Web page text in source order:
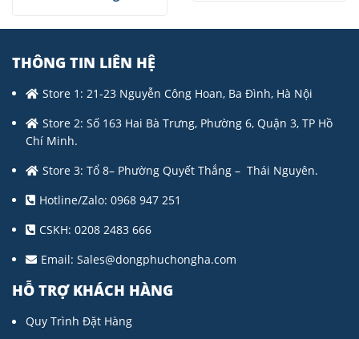
THÔNG TIN LIÊN HỆ
Store 1: 21-23 Nguyễn Công Hoan, Ba Đình, Hà Nội
Store 2: Số 163 Hai Bà Trưng, Phường 6, Quận 3, TP Hồ
Chí Minh.
Store 3: Tổ 8– Phường Quyết Thắng – Thái Nguyên.
Hotline/Zalo: 0968 947 251
CSKH: 0208 2483 666
Email: Sales@dongphuchongha.com
HỖ TRỢ KHÁCH HÀNG
Quy Trình Đặt Hàng